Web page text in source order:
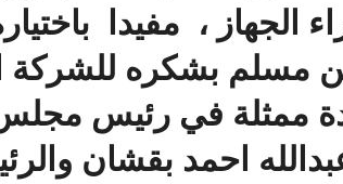
الجهاز ، مفيدا
مسلم بشكره للشركة
ممثلة في رئيس
احمد بقشان